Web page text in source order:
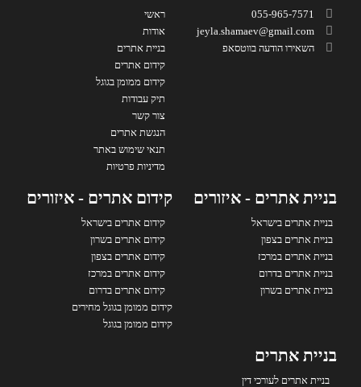
055-965-7571
jeyla.shamaev@gmail.com
השאירו הודעה בווטסאפ
ראשי
אודות
בניית אתרים
קידום אתרים
קידום ממומן בגוגל
תיק עבודות
צור קשר
הנגשת אתרים
תנאי שימוש באתר
מדיניות פרטיות
בניית אתרים - איזורים
בניית אתרים בישראל
בניית אתרים בצפון
בניית אתרים במרכז
בניית אתרים בדרום
בניית אתרים בשרון
קידום אתרים - איזורים
קידום אתרים בישראל
קידום אתרים בשרון
קידום אתרים בצפון
קידום אתרים במרכז
קידום אתרים בדרום
קידום ממומן בגוגל מחירים
קידום ממומן בגוגל
בניית אתרים
בניית אתרים לעורכי דין